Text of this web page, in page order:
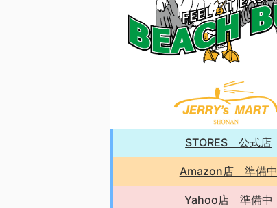
STORES 公式店
Amazon店 準備中
Yahoo店 準備中